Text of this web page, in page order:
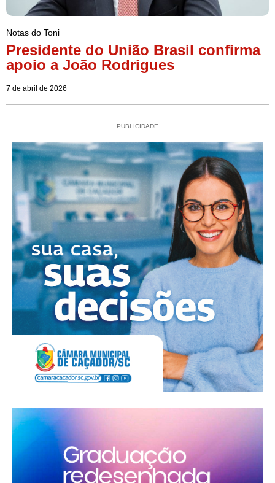
Notas do Toni
Presidente do União Brasil confirma
apoio a João Rodrigues
7 de abril de 2026
PUBLICIDADE